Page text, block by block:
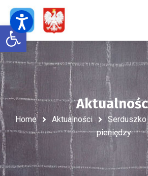
Open toolbar
Home Aktualności
pieniędzy